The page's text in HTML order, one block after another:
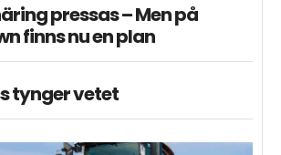
pressas – Men på
finns nu en plan
tynger vetet